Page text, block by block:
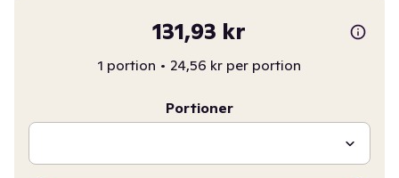
131,93 kr
1 portion • 24,56 kr per portion
Portioner